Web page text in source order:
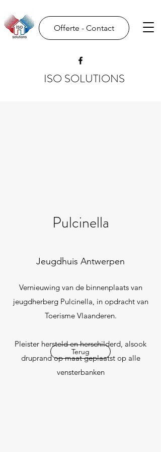
Offerte - Contact
ISO SOLUTIONS
Pulcinella
Jeugdhuis Antwerpen
Vernieuwing van de binnenplaats van
jeugdherberg Pulcinella, in opdracht van
Toerisme Vlaanderen.
Pleister hersteld en herschilderd, alsook
druprand op maat geplaatst op alle
vensterbanken
Terug